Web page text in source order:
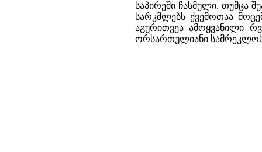
საპირეში ჩასმული. თუმცა
სარკმლებს ქვემოთაა
აგურითვეა ამოყვანილი
ორსართულიანი სამრეკლოს